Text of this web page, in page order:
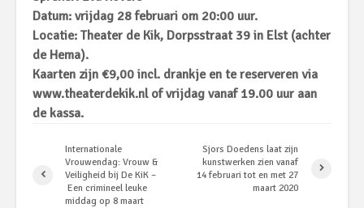
Datum: vrijdag 28 februari om 20:00 uur.
Locatie: Theater de Kik, Dorpsstraat 39 in Elst (achter
de Hema).
Kaarten zijn €9,00 incl. drankje en te reserveren via
www.theaterdekik.nlof vrijdag vanaf 19.00 uur aan
de kassa.
Internationale
Vrouwendag: Vrouw &
Veiligheid bij De KiK –
Een crimineel leuke
middag op 8 maart
Sjors Doedens laat zijn
kunstwerken zien vanaf
14 februari tot en met 27
maart 2020